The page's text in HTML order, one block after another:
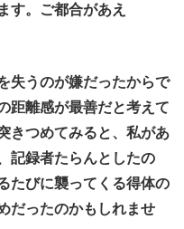
す。ご都合があえ
失うのが嫌だったからで
距離感が最善だと考えて
きつめてみると、私があ
記録者たらんとしたの
たびに襲ってくる得体の
だったのかもしれませ